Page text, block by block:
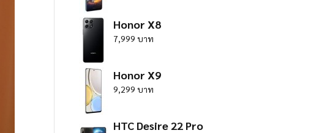
Honor X8
7,999 บาท
Honor X9
9,299 บาท
HTC Desire 22 Pro